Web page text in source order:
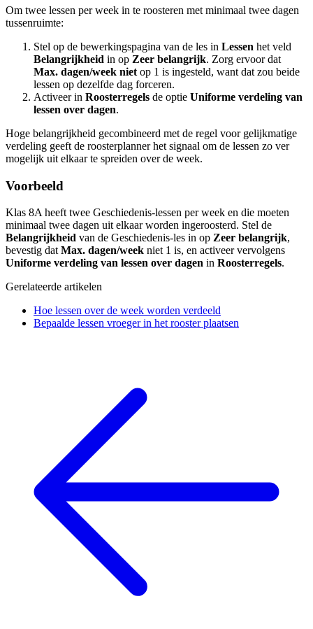
Om twee lessen per week in te roosteren met minimaal twee dagen
tussenruimte:
Stel op de bewerkingspagina van de les in Lessen het veld
Belangrijkheid in op Zeer belangrijk. Zorg ervoor dat
Max. dagen/week niet op 1 is ingesteld, want dat zou beide
lessen op dezelfde dag forceren.
Activeer in Roosterregels de optie Uniforme verdeling van
lessen over dagen.
Hoge belangrijkheid gecombineerd met de regel voor gelijkmatige
verdeling geeft de roosterplanner het signaal om de lessen zo ver
mogelijk uit elkaar te spreiden over de week.
Voorbeeld
Klas 8A heeft twee Geschiedenis-lessen per week en die moeten
minimaal twee dagen uit elkaar worden ingeroosterd. Stel de
Belangrijkheid van de Geschiedenis-les in op Zeer belangrijk,
bevestig dat Max. dagen/week niet 1 is, en activeer vervolgens
Uniforme verdeling van lessen over dagen in Roosterregels.
Gerelateerde artikelen
Hoe lessen over de week worden verdeeld
Bepaalde lessen vroeger in het rooster plaatsen